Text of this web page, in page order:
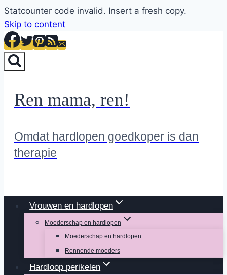
Statcounter code invalid. Insert a fresh copy.
Skip to content
Ren mama, ren!
Omdat hardlopen goedkoper is dan
therapie
Vrouwen en hardlopen
Moederschap en hardlopen
Moederschap en hardlopen
Rennende moeders
Hardloop perikelen